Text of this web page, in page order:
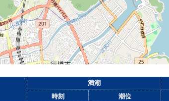
満潮
時刻
潮位